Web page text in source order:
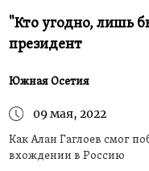
"Кто угодно, лишь
президент
Южная Осетия
09 мая, 2022
Как Алан Гаглоев смог
вхождении в Россию